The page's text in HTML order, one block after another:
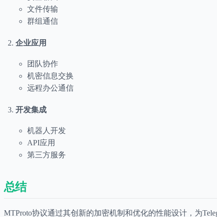
文件传输
群组通信
企业应用
团队协作
机密信息交换
远程办公通信
开发集成
机器人开发
API应用
第三方服务
总结
MTProto协议通过其创新的加密机制和优化的性能设计，为